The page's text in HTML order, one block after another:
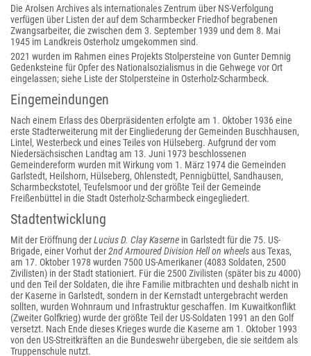
Die Arolsen Archives als internationales Zentrum über NS-Verfolgung
verfügen über Listen der auf dem Scharmbecker Friedhof begrabenen
Zwangsarbeiter, die zwischen dem 3. September 1939 und dem 8. Mai
1945 im Landkreis Osterholz umgekommen sind.
2021 wurden im Rahmen eines Projekts Stolpersteine von Gunter Demnig
Gedenksteine für Opfer des Nationalsozialismus in die Gehwege vor Ort
eingelassen; siehe Liste der Stolpersteine in Osterholz-Scharmbeck.
Eingemeindungen
Nach einem Erlass des Oberpräsidenten erfolgte am 1. Oktober 1936 eine
erste Stadterweiterung mit der Eingliederung der Gemeinden Buschhausen,
Lintel, Westerbeck und eines Teiles von Hülseberg. Aufgrund der vom
Niedersächsischen Landtag am 13. Juni 1973 beschlossenen
Gemeindereform wurden mit Wirkung vom 1. März 1974 die Gemeinden
Garlstedt, Heilshorn, Hülseberg, Ohlenstedt, Pennigbüttel, Sandhausen,
Scharmbeckstotel, Teufelsmoor und der größte Teil der Gemeinde
Freißenbüttel in die Stadt Osterholz-Scharmbeck eingegliedert.
Stadtentwicklung
Mit der Eröffnung derLucius D. Clay Kaserne in Garlstedt für die 75. US-
Brigade, einer Vorhut der2nd Armoured Division Hell on wheelsaus Texas,
am 17. Oktober 1978 wurden 7500 US-Amerikaner (4083 Soldaten, 2500
Zivilisten) in der Stadt stationiert. Für die 2500 Zivilisten (später bis zu 4000)
und den Teil der Soldaten, die ihre Familie mitbrachten und deshalb nicht in
der Kaserne in Garlstedt, sondern in der Kernstadt untergebracht werden
sollten, wurden Wohnraum und Infrastruktur geschaffen. Im Kuwaitkonflikt
(Zweiter Golfkrieg) wurde der größte Teil der US-Soldaten 1991 an den Golf
versetzt. Nach Ende dieses Krieges wurde die Kaserne am 1. Oktober 1993
von den US-Streitkräften an die Bundeswehr übergeben, die sie seitdem als
Truppenschule nutzt.